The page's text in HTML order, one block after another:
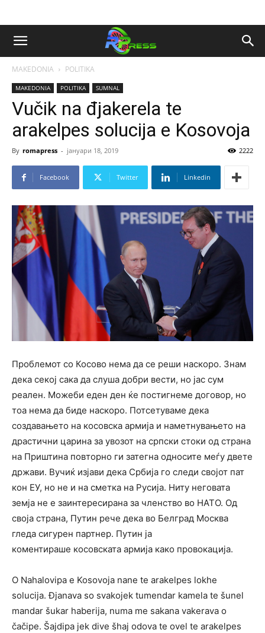
MAKEDONIA POLITIKA
MAKEDONIA POLITIKA SUMNAL
Vučik na đjakerela te
arakelpes solucija e Kosovoja
By romapress - јануари 18, 2019 2222
Facebook Twitter Linkedin
Проблемот со Косово нема да се реши наскоро. Знам
дека секој сака да слуша добри вести, но јас сум
реален. Можеби еден ден ќе постигнеме договор, но
тоа нема да биде наскоро. Потсетуваме дека
создавањето на косовска армија и наметнувањето на
драстични царина за увозот на српски стоки од страна
на Приштина повторно ги затегна односите меѓу двете
држави. Вучиќ изјави дека Србија го следи својот пат
кон ЕУ, но не и на сметка на Русија. Ниту неговата
земја не е заинтересирана за членство во НАТО. Од
своја страна, Путин рече дека во Белград Москва
гледа сигурен партнер. Путин ја
коментираше косовската армија како провокација.
O Nahalovipa e Kosovoja nane te arakelpes lokhe
solucija. Đjanava so svakojek tumendar kamela te šunel
mandar šukar haberija, numa me sakana vakerava o
čačipe. Šajdipa jek dive šhaj odova te ovel te arakelpes